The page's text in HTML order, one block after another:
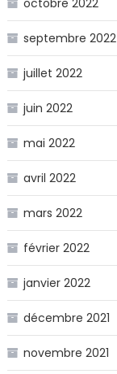
octobre 2022
septembre 2022
juillet 2022
juin 2022
mai 2022
avril 2022
mars 2022
février 2022
janvier 2022
décembre 2021
novembre 2021